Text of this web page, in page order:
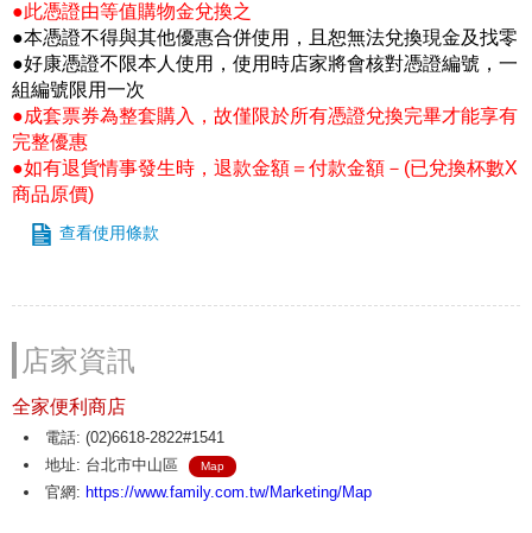
●此憑證由等值購物金兌換之
●本憑證不得與其他優惠合併使用，且恕無法兌換現金及找零
●好康憑證不限本人使用，使用時店家將會核對憑證編號，一
組編號限用一次
●成套票券為整套購入，故僅限於所有憑證兌換完畢才能享有
完整優惠
●如有退貨情事發生時，退款金額＝付款金額－(已兌換杯數X
商品原價)
查看使用條款
店家資訊
全家便利商店
電話: (02)6618-2822#1541
地址: 台北市中山區
Map
官網: https://www.family.com.tw/Marketing/Map